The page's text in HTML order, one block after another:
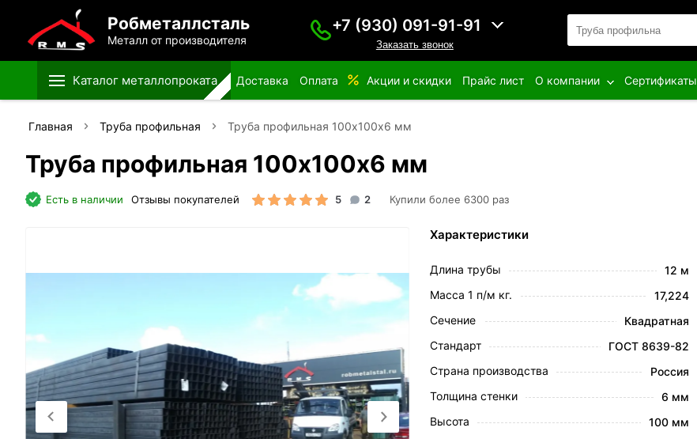
Робметаллсталь
Металл от производителя
+7 (930) 091-91-91
Заказать звонок
Каталог металлопроката Доставка Оплата Акции и скидки Прайс лист О компании Сертификаты
Главная Труба профильная Труба профильная 100х100х6 мм
Труба профильная 100х100х6 мм
Есть в наличии Отзывы покупателей 5 2 Купили более 6300 раз
Характеристики
Длина трубы
12 м
Масса 1 п/м кг.
17,224
Сечение
Квадратная
Стандарт
ГОСТ 8639-82
Страна производства
Россия
Толщина стенки
6 мм
Высота
100 мм